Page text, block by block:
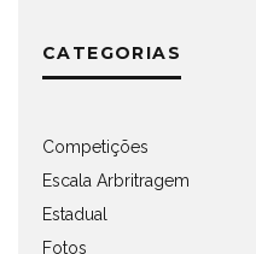
CATEGORIAS
Competições
Escala Arbritragem
Estadual
Fotos